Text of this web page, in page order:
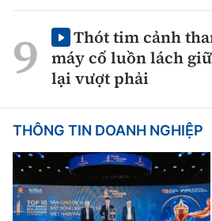
Thót tim cảnh
máy cố luồn lách
lại vượt phải
THÔNG TIN DOANH NGHIỆP